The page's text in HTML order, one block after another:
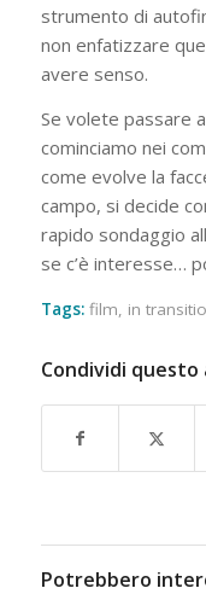
strumento di
non enfatizzare
avere senso.
Se volete passare
cominciamo nei
come evolve la
campo, si decide
rapido sondaggio
se c’è interesse…
Tags: film in
Condividi questo
Potrebbero